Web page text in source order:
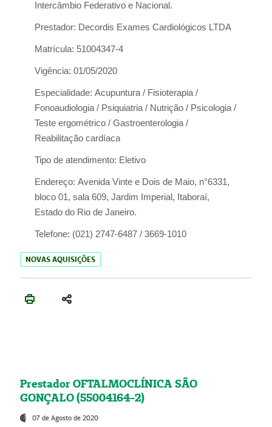
Intercâmbio Federativo e Nacional.
Prestador: Decordis Exames Cardiológicos LTDA
Matrícula: 51004347-4
Vigência: 01/05/2020
Especialidade: Acupuntura / Fisioterapia /
Fonoaudiologia / Psiquiatria / Nutrição / Psicologia /
Teste ergométrico / Gastroenterologia /
Reabilitação cardíaca
Tipo de atendimento: Eletivo
Endereço: Avenida Vinte e Dois de Maio, n°6331,
bloco 01, sala 609, Jardim Imperial, Itaboraí,
Estado do Rio de Janeiro.
Telefone: (021) 2747-6487 / 3669-1010
NOVAS AQUISIÇÕES
Prestador OFTALMOCLÍNICA SÃO
GONÇALO (55004164-2)
07 de Agosto de 2020